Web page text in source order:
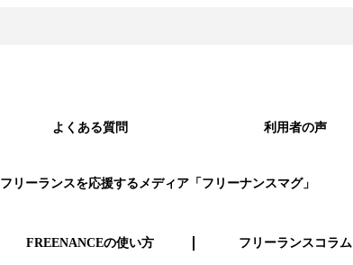
よくある質問 利用者の声
フリーランスを応援するメディア「フリーナンスマグ」
FREENANCEの使い方 フリーランスコラム